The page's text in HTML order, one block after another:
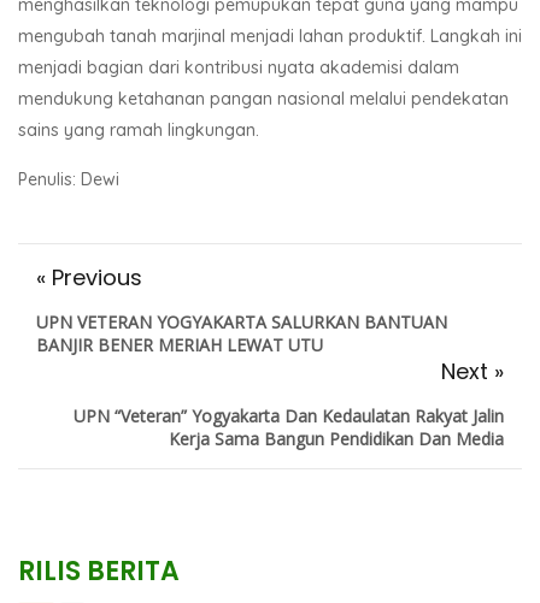
menghasilkan teknologi pemupukan tepat guna yang mampu
mengubah tanah marjinal menjadi lahan produktif. Langkah ini
menjadi bagian dari kontribusi nyata akademisi dalam
mendukung ketahanan pangan nasional melalui pendekatan
sains yang ramah lingkungan.
Penulis: Dewi
« Previous
UPN VETERAN YOGYAKARTA SALURKAN BANTUAN
BANJIR BENER MERIAH LEWAT UTU
Next »
UPN “Veteran” Yogyakarta Dan Kedaulatan Rakyat Jalin
Kerja Sama Bangun Pendidikan Dan Media
RILIS BERITA